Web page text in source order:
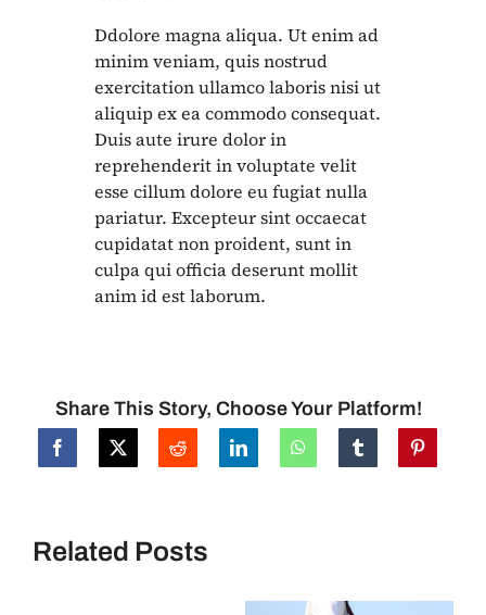
Ddolore magna aliqua. Ut enim ad
minim veniam, quis nostrud
exercitation ullamco laboris nisi ut
aliquip ex ea commodo consequat.
Duis aute irure dolor in
reprehenderit in voluptate velit
esse cillum dolore eu fugiat nulla
pariatur. Excepteur sint occaecat
cupidatat non proident, sunt in
culpa qui officia deserunt mollit
anim id est laborum.
Share This Story, Choose Your Platform!
Related Posts